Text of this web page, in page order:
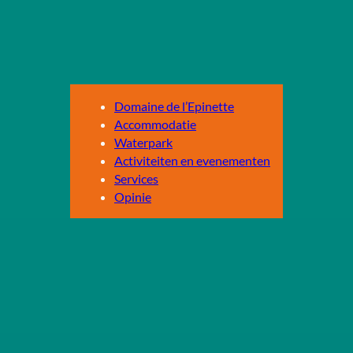
Domaine de l’Epinette
Accommodatie
Waterpark
Activiteiten en evenementen
Services
Opinie